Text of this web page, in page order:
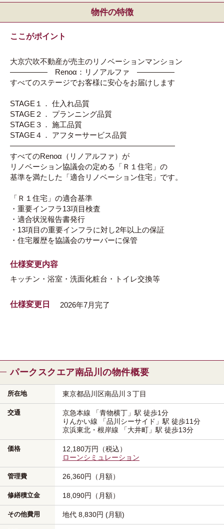
物件の特徴
ここがポイント
大京穴吹不動産が売主のリノベーションマンション
――――― Renoα：リノアルファ ―――――
すべてのステージでお客様に安心をお届けします
STAGE１． 仕入れ品質
STAGE２． プランニング品質
STAGE３． 施工品質
STAGE４． アフターサービス品質
――――――――――――――――――――――
すべてのRenoα（リノアルファ）が
リノベーション協議会の定める「Ｒ１住宅」の
基準を満たした「適合リノベーション住宅」です。
「Ｒ１住宅」の適合基準
・重要インフラ13項目検査
・適合状況報告書発行
・13項目の重要インフラに対し2年以上の保証
・住宅履歴を協議会のサーバーに保管
仕様変更内容
キッチン・浴室・洗面化粧台・トイレ交換等
仕様変更日 2026年7月完了
パークスクエア南品川の物件概要
所在地 東京都品川区南品川３丁目
交通 京急本線 「青物横丁」駅 徒歩1分
りんかい線
「品川シーサイド」駅 徒歩11分
京浜東北・根岸線
「大井町」駅 徒歩13分
価格
12,180万円（税込）
ローンシミュレーション
管理費 26,360円（月額）
修繕積立金 18,090円（月額）
その他費用 地代 8,830円 (月額)